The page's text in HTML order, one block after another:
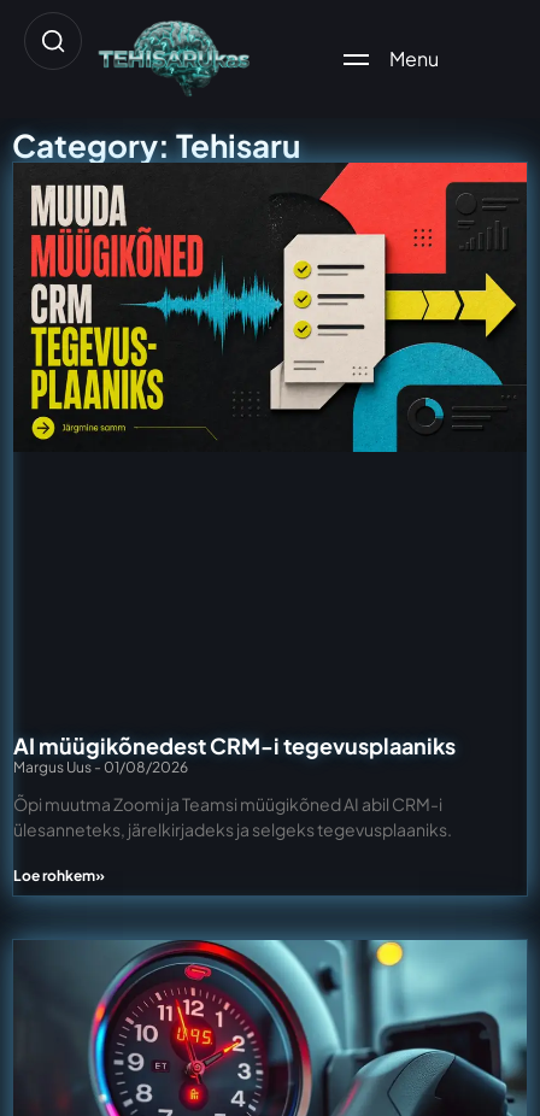
Menu
Category: Tehisaru
AI müügikõnedest CRM-i tegevusplaaniks
Margus Uus 01/08/2026
Õpi muutma Zoomi ja Teamsi müügikõned AI abil CRM-i
ülesanneteks, järelkirjadeks ja selgeks tegevusplaaniks.
Loe rohkem»